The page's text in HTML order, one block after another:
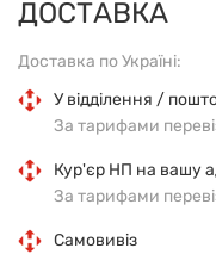
ДОСТАВКА
Доставка по Україні:
У відділення /
За тарифами
Кур'єр НП на вашу
За тарифами
Самовивіз
дня. Продукт
час тренувань, у
швидкий заряд
вибір для тих, хто
компромісів щодо
Зручний формат